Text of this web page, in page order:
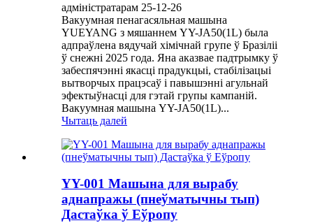
адміністратарам 25-12-26
Вакуумная пенагасяльная машына
YUEYANG з мяшаннем YY-JA50(1L) была
адпраўлена вядучай хімічнай групе ў Бразіліі
ў снежні 2025 года. Яна аказвае падтрымку ў
забеспячэнні якасці прадукцыі, стабілізацыі
вытворчых працэсаў і павышэнні агульнай
эфектыўнасці для гэтай групы кампаній.
Вакуумная машына YY-JA50(1L)...
Чытаць далей
YY-001 Машына для вырабу
аднапражы (пнеўматычны тып)
Дастаўка ў Еўропу